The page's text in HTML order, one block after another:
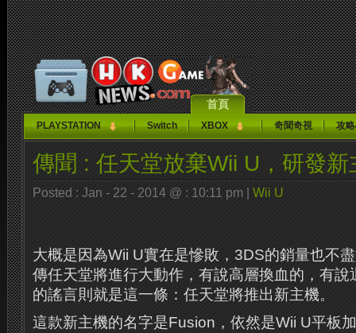
首頁
PLAYSTATION Switch XBOX 奇聞奇視 攻
傳聞 : 任天堂放棄Wii U，研發新
Posted : Jan - 22 - 2014 @ : 10:11 pm | Wii U
大概是因為Wii U實在是慘敗，3DS的銷量也不
傳任天堂將進行大動作，有說高層換血的，有說
的謠言則就是這一條：任天堂將推出新主機。
這款新主機的名字是Fusion，依然是Wii U平板